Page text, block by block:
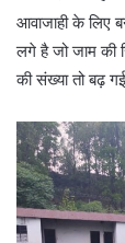
आवाजाही के लिए
लगे है जो जाम की
की संख्या तो बढ़